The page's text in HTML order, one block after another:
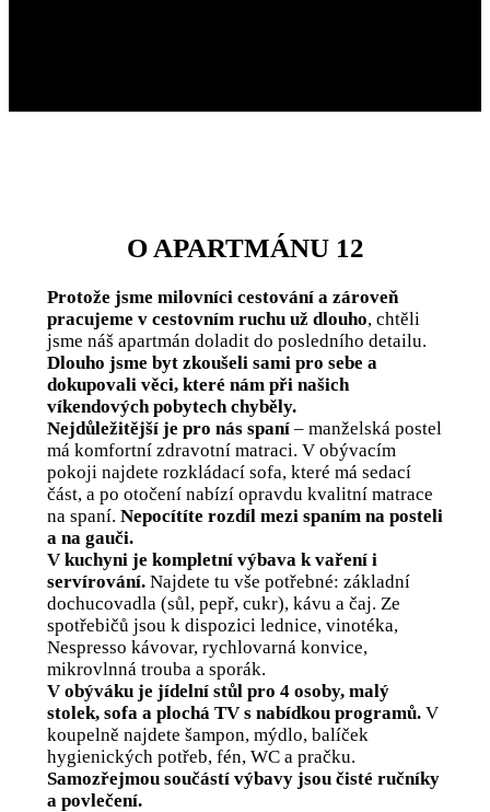
O APARTMÁNU 12
Protože jsme milovníci cestování a zároveň
pracujeme v cestovním ruchu už dlouho, chtěli
jsme náš apartmán doladit do posledního detailu.
Dlouho jsme byt zkoušeli sami pro sebe a
dokupovali věci, které nám při našich
víkendových pobytech chyběly.
Nejdůležitější je pro nás spaní – manželská postel
má komfortní zdravotní matraci. V obývacím
pokoji najdete rozkládací sofa, které má sedací
část, a po otočení nabízí opravdu kvalitní matrace
na spaní. Nepocítíte rozdíl mezi spaním na posteli
a na gauči.
V kuchyni je kompletní výbava k vaření i
servírování. Najdete tu vše potřebné: základní
dochucovadla (sůl, pepř, cukr), kávu a čaj. Ze
spotřebičů jsou k dispozici lednice, vinotéka,
Nespresso kávovar, rychlovarná konvice,
mikrovlnná trouba a sporák.
V obýváku je jídelní stůl pro 4 osoby, malý
stolek, sofa a plochá TV s nabídkou programů. V
koupelně najdete šampon, mýdlo, balíček
hygienických potřeb, fén, WC a pračku.
Samozřejmou součástí výbavy jsou čisté ručníky
a povlečení.